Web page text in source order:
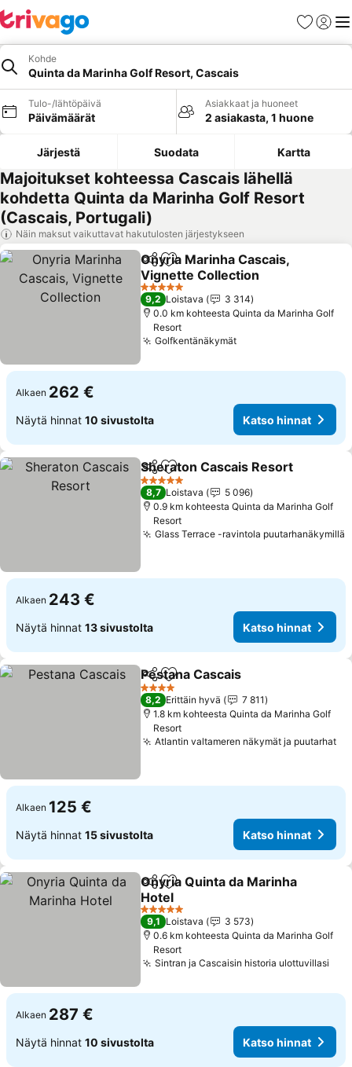
Suosikit
Kohde
Quinta da Marinha Golf Resort, Cascais
Tulo-/lähtöpäivä
Päivämäärät
Asiakkaat ja huoneet
2 asiakasta, 1 huone
Järjestä Suodata Kartta
Majoitukset kohteessa Cascais lähellä
kohdetta Quinta da Marinha Golf Resort
(Cascais, Portugali)
Näin maksut vaikuttavat hakutulosten järjestykseen
Jaa Lisää suosikkeihin
Onyria Marinha Cascais,
Vignette Collection
Katso hinnat
5 Tähtiluokitus
9,2 Loistava
3 314
0.0 km kohteesta Quinta da Marinha Golf
Resort
GolfkentänäkymätKatso hinnat
Alkaen 262 €
Näytä hinnat 10 sivustolta Katso hinnat
Jaa Lisää suosikkeihin
Sheraton Cascais Resort
5 Tähtiluokitus
8,7 Loistava
5 096
0.9 km kohteesta Quinta da Marinha Golf
Resort
Glass Terrace -ravintola puutarhanäkymillä
Alkaen 243 €
Näytä hinnat 13 sivustolta Katso hinnat
Jaa Lisää suosikkeihin
Pestana Cascais
4 Tähtiluokitus
8,2 Erittäin hyvä
7 811
1.8 km kohteesta Quinta da Marinha Golf
Resort
Atlantin valtameren näkymät ja puutarhat
Alkaen 125 €
Näytä hinnat 15 sivustolta Katso hinnat
Jaa Lisää suosikkeihin
Onyria Quinta da Marinha
Hotel
Katso hinnat
5 Tähtiluokitus
9,1 Loistava
3 573
0.6 km kohteesta Quinta da Marinha Golf
Resort
Sintran ja Cascaisin historia ulottuvillasi
Alkaen 287 €
Näytä hinnat 10 sivustolta Katso hinnat